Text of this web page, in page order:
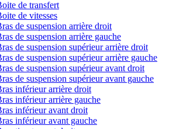
de transfert
de vitesses
de suspension arrière droit
de suspension arrière gauche
de suspension supérieur arrière droit
de suspension supérieur arrière gauche
de suspension supérieur avant droit
de suspension supérieur avant gauche
inférieur arrière droit
inférieur arrière gauche
inférieur avant droit
inférieur avant gauche